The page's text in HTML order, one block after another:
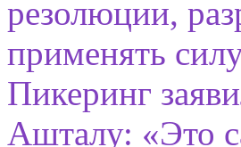
резолюции,
применять
Пикеринг
Ашталу: «Это